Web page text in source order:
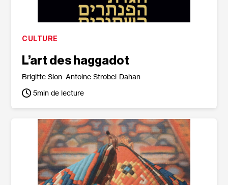
CULTURE
L’art des haggadot
Brigitte Sion Antoine Strobel-Dahan
5min de lecture